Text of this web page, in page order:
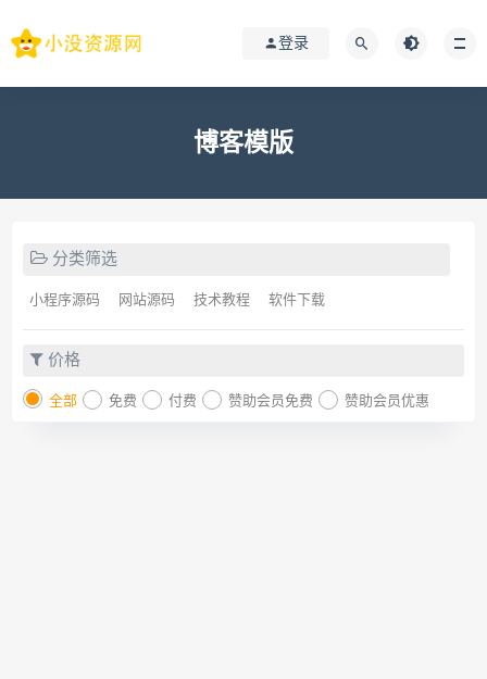
登录
博客模版
分类筛选
小程序源码 网站源码 技术教程 软件下载
价格
全部 免费 付费 赞助会员免费 赞助会员优惠